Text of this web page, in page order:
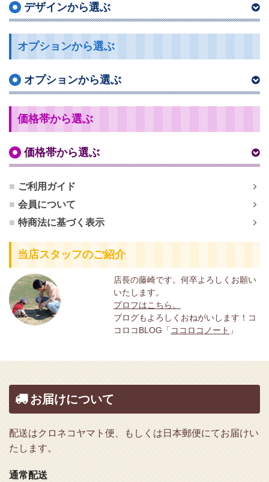
デザインから選ぶ
オプションから選ぶ
オプションから選ぶ
価格帯から選ぶ
価格帯から選ぶ
ご利用ガイド
会員について
特商法に基づく表示
当店スタッフのご紹介
店長の藤崎です。何卒よろしくお願い
いたします。
プロフはこちら。
ブログもよろしくおねがいします！コ
コロコBLOG「 ココロコノート 」
お届けについて
配送はクロネコヤマト便、もしくは日本郵便にてお届けい
たします。
通常配送